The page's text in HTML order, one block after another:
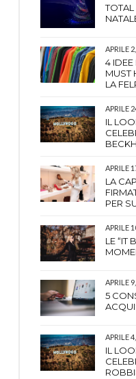
APRILE
4 IDEE
MUST
LA
APRILE
IL
APRILE
LA
PER
APRILE
LE “IT
APRILE
5
APRILE
IL